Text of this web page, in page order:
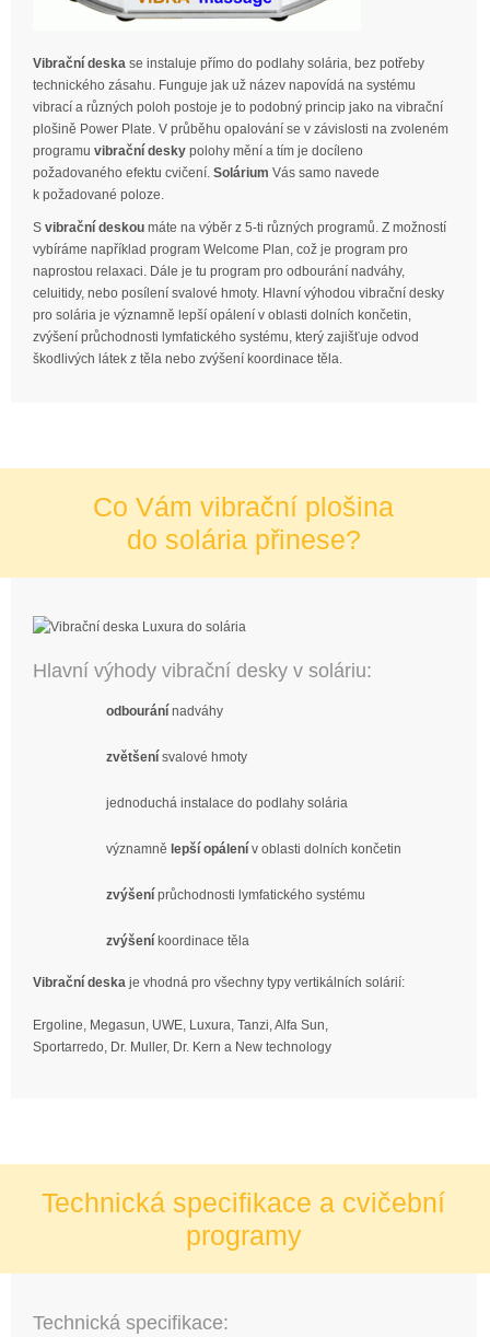
Vibrační deska se instaluje přímo do podlahy solária, bez potřeby
technického zásahu. Funguje jak už název napovídá na systému
vibrací a různých poloh postoje je to podobný princip jako na vibrační
plošině Power Plate. V průběhu opalování se v závislosti na zvoleném
programu vibrační desky polohy mění a tím je docíleno
požadovaného efektu cvičení. Solárium Vás samo navede
k požadované poloze.
S vibrační deskou máte na výběr z 5-ti různých programů. Z možností
vybíráme například program Welcome Plan, což je program pro
naprostou relaxaci. Dále je tu program pro odbourání nadváhy,
celuitidy, nebo posílení svalové hmoty. Hlavní výhodou vibrační desky
pro solária je významně lepší opálení v oblasti dolních končetin,
zvýšení průchodnosti lymfatického systému, který zajišťuje odvod
škodlivých látek z těla nebo zvýšení koordinace těla.
Co Vám vibrační plošina
do solária přinese?
Hlavní výhody vibrační desky v soláriu:
odbourání nadváhy
zvětšení svalové hmoty
jednoduchá instalace do podlahy solária
významně lepší opálení v oblasti dolních končetin
zvýšení průchodnosti lymfatického systému
zvýšení koordinace těla
Vibrační deska je vhodná pro všechny typy vertikálních solárií:
Ergoline, Megasun, UWE, Luxura, Tanzi, Alfa Sun,
Sportarredo, Dr. Muller, Dr. Kern a New technology
Technická specifikace a cvičební
programy
Technická specifikace: